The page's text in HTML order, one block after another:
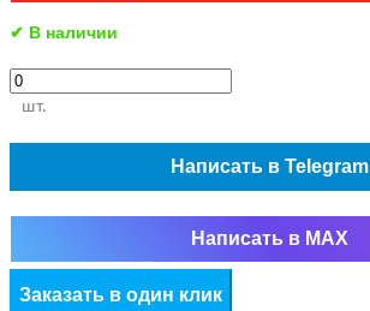
✔ В наличии
шт.
Написать в Telegram
Написать в MAX
Заказать в один клик